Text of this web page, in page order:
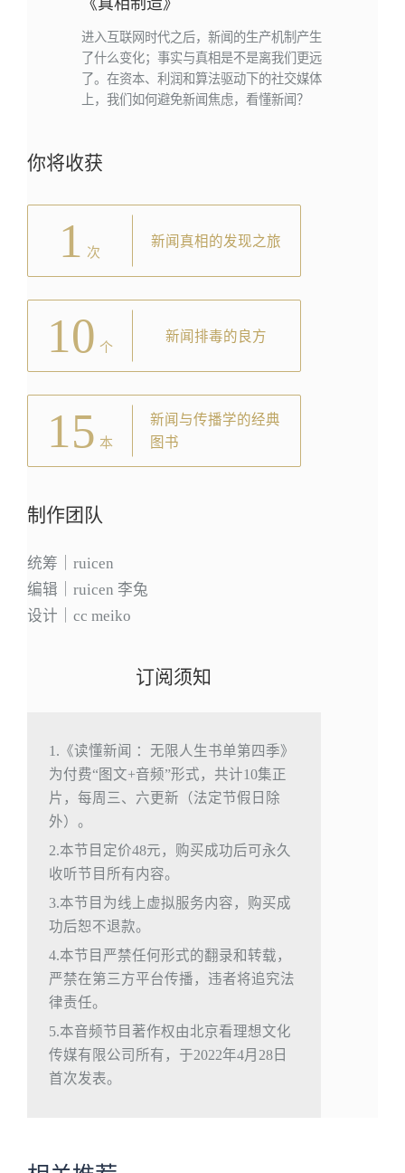
《真相制造》
进入互联网时代之后，新闻的生产机制产生
了什么变化；事实与真相是不是离我们更远
了。在资本、利润和算法驱动下的社交媒体
上，我们如何避免新闻焦虑，看懂新闻？
你将收获
1 次
新闻真相的发现之旅
10 个
新闻排毒的良方
15 本
新闻与传播学的经典
图书
制作团队
统筹｜ruicen
编辑｜ruicen 李兔
设计｜cc meiko
订阅须知
1.《读懂新闻 ：无限人生书单第四季》
为付费“图文+音频”形式，共计10集正
片，每周三、六更新（法定节假日除
外）。
2.本节目定价48元，购买成功后可永久
收听节目所有内容。
3.本节目为线上虚拟服务内容，购买成
功后恕不退款。
4.本节目严禁任何形式的翻录和转载，
严禁在第三方平台传播，违者将追究法
律责任。
5.本音频节目著作权由北京看理想文化
传媒有限公司所有，于2022年4月28日
首次发表。